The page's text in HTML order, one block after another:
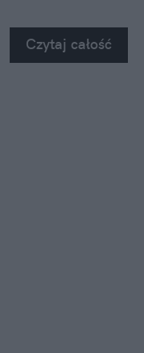
Czytaj całość